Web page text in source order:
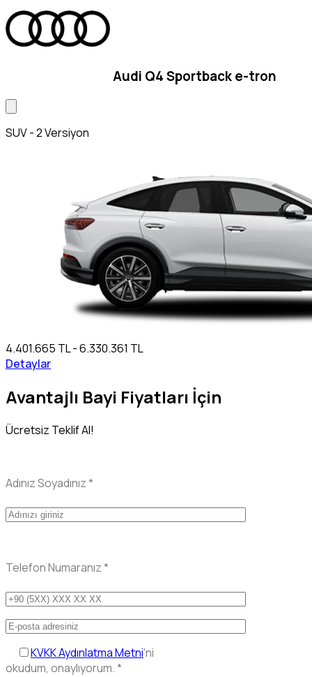
Audi Q4 Sportback e-tron
SUV - 2 Versiyon
4.401.665 TL - 6.330.361 TL
Detaylar
Avantajlı Bayi Fiyatları İçin
Ücretsiz Teklif Al!
Adınız Soyadınız*
Telefon Numaranız*
KVKK Aydınlatma Metni'ni
okudum, onaylıyorum.*